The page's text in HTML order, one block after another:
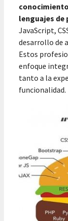
lenguajes de
JavaScript,
desarrollo de
Estos
enfoque
tanto a la
funcionalidad.